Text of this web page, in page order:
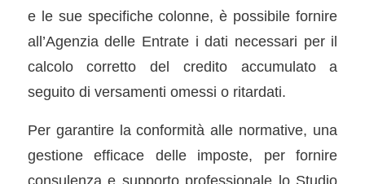
e le sue specifiche colonne, è possibile fornire
all’Agenzia delle Entrate i dati necessari per il
calcolo corretto del credito accumulato a
seguito di versamenti omessi o ritardati.
Per garantire la conformità alle normative, una
gestione efficace delle imposte, per fornire
consulenza e supporto professionale lo Studio